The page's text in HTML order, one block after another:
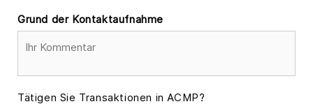
Grund der Kontaktaufnahme
Tätigen Sie Transaktionen in ACMP?